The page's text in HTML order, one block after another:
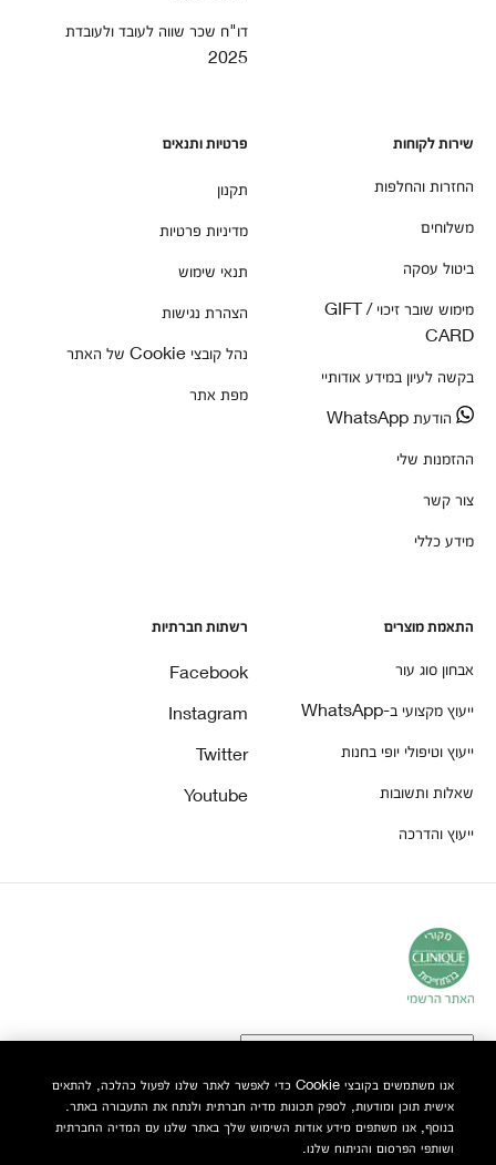
דו"ח שכר שווה לעובד ולעובדת
2025
שירות לקוחות
החזרות והחלפות
משלוחים
ביטול עסקה
מימוש שובר זיכוי / GIFT
CARD
בקשה לעיון במידע אודותיי
הודעת WhatsApp
ההזמנות שלי
צור קשר
מידע כללי
פרטיות ותנאים
תקנון
מדיניות פרטיות
תנאי שימוש
הצהרת נגישות
נהל קובצי Cookie של האתר
מפת אתר
התאמת מוצרים
אבחון סוג עור
ייעוץ מקצועי ב-WhatsApp
ייעוץ וטיפולי יופי בחנות
שאלות ותשובות
ייעוץ והדרכה
רשתות חברתיות
Facebook
Instagram
Twitter
Youtube
אנו משתמשים בקובצי Cookie כדי לאפשר לאתר שלנו לפעול כהלכה, להתאים
אישית תוכן ומודעות, לספק תכונות מדיה חברתית ולנתח את התעבורה באתר.
בנוסף, אנו משתפים מידע אודות השימוש שלך באתר שלנו עם המדיה החברתית
ושותפי הפרסום והניתוח שלנו.